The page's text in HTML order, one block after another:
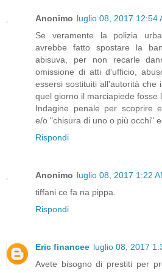
Anonimo luglio 08, 2017 12:54
Se veramente la polizia
avrebbe fatto spostare la
abisuva, per non recarle
omissione di atti d'ufficio,
essersi sostituiti all'autorità che
quel giorno il marciapiede fosse
Indagine penale per scoprire
e/o "chisura di uno o più occhi"
Rispondi
Anonimo luglio 08, 2017 1:22
tiffani ce fa na pippa.
Rispondi
Eric financee luglio 08, 2017
Avete bisogno di prestiti per